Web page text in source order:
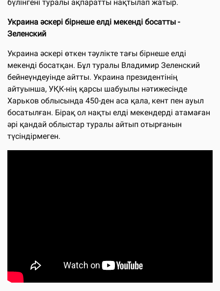
бүлінгені туралы ақпаратты нақтылап жатыр.
Украина әскері бірнеше елді мекенді босатты -
Зеленский
Украина әскері өткен тәулікте тағы бірнеше елді
мекенді босатқан. Бұл туралы Владимир Зеленский
бейнеүндеуінде айтты. Украина президентінің
айтуынша, УҚК-нің қарсы шабуылы нәтижесінде
Харьков облысында 450-ден аса қала, кент пен ауыл
босатылған. Бірақ ол нақты елді мекендерді атамаған
әрі қандай облыстар туралы айтып отырғанын
түсіндірмеген.